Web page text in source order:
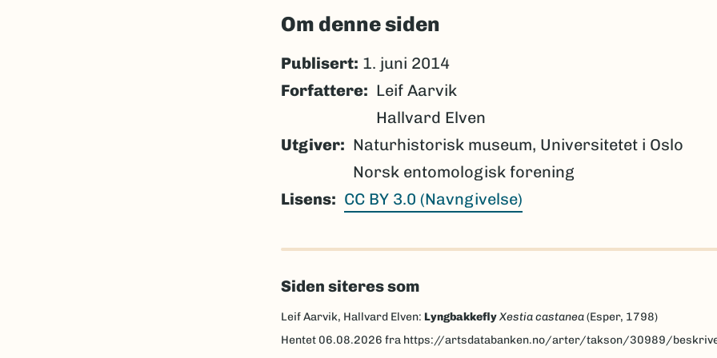
Om denne siden
Publisert: 1. juni 2014
Forfattere
Leif Aarvik
Hallvard Elven
Utgiver
Naturhistorisk museum, Universitetet i Oslo
Norsk entomologisk forening
Lisens
CC BY 3.0 (Navngivelse)
Siden siteres som
Leif Aarvik, Hallvard Elven: LyngbakkeflyXestia castanea(Esper, 1798)
Hentet 06.08.2026 fra https://artsdatabanken.no/arter/takson/30989/